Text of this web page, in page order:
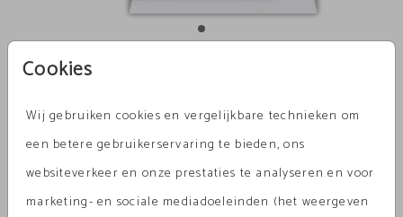
Cookies
Wij gebruiken cookies en vergelijkbare technieken om
een betere gebruikerservaring te bieden, ons
websiteverkeer en onze prestaties te analyseren en voor
marketing- en sociale mediadoeleinden (het weergeven
Aantal x 1 Prijs:€ 0,69